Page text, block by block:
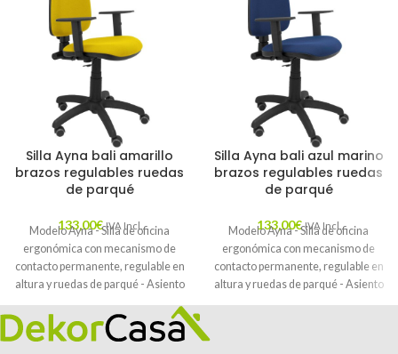
Silla Ayna bali amarillo
brazos regulables ruedas
de parqué
133,00€ IVA Incl.
Modelo Ayna - Silla de oficina
ergonómica con mecanismo de
contacto permanente, regulable en
altura y ruedas de parqué - Asiento
y respaldo tapizados en tejido BALI
color amarillo (BRAZOS
REGULABLES EN ALTURA)
Silla Ayna bali azul marino
brazos regulables ruedas
de parqué
133,00€ IVA Incl.
Modelo Ayna - Silla de oficina
ergonómica con mecanismo de
contacto permanente, regulable en
altura y ruedas de parqué - Asiento
y respaldo tapizados en tejido BALI